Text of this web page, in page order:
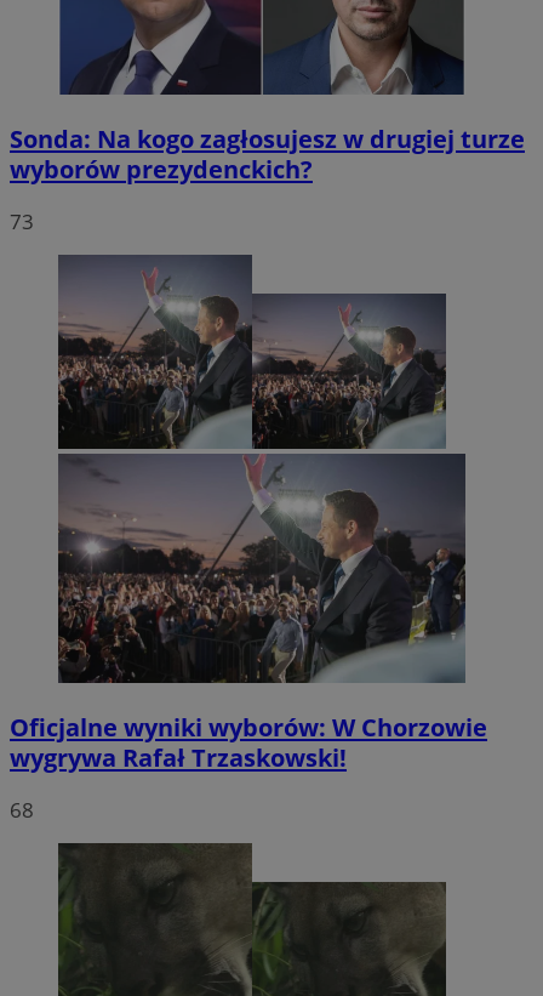
Sonda: Na kogo zagłosujesz w drugiej turze
wyborów prezydenckich?
73
Oficjalne wyniki wyborów: W Chorzowie
wygrywa Rafał Trzaskowski!
68